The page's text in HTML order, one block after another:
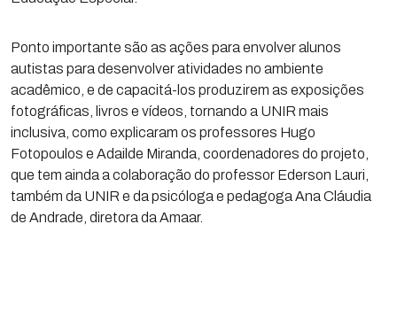
Ponto importante são as ações para envolver alunos
autistas para desenvolver atividades no ambiente
acadêmico, e de capacitá-los produzirem as exposições
fotográficas, livros e vídeos, tornando a UNIR mais
inclusiva, como explicaram os professores Hugo
Fotopoulos e Adailde Miranda, coordenadores do projeto,
que tem ainda a colaboração do professor Ederson Lauri,
também da UNIR e da psicóloga e pedagoga Ana Cláudia
de Andrade, diretora da Amaar.